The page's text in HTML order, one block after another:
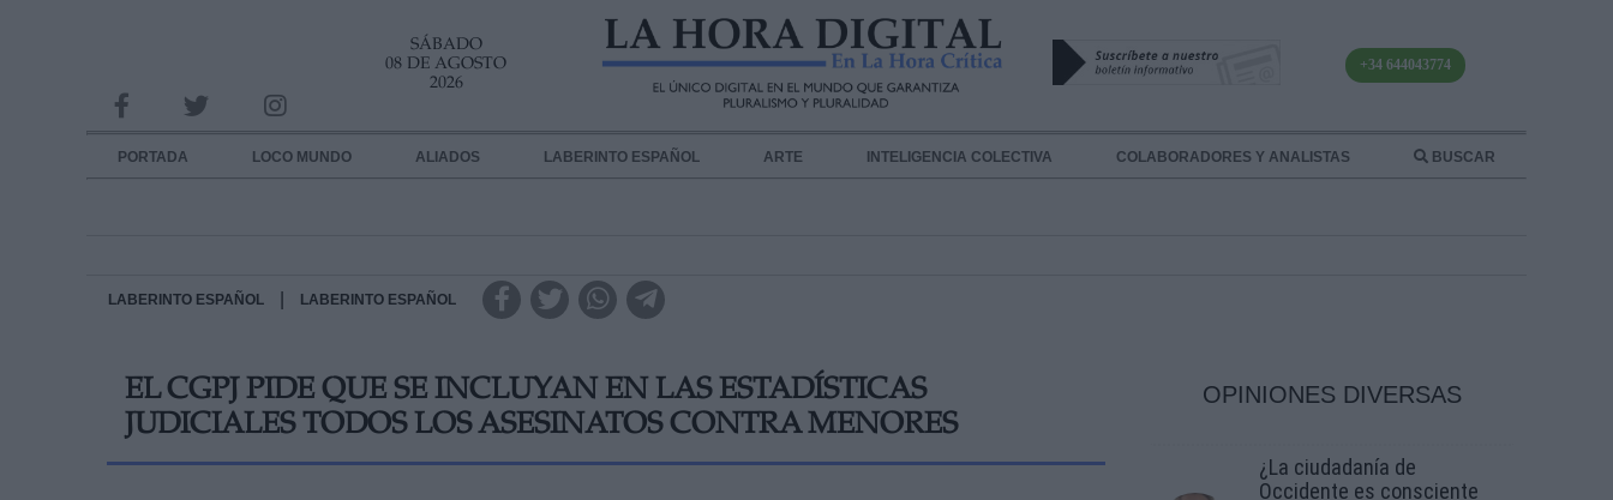
SÁBADO
08 DE AGOSTO
2026
+34 644043774
PORTADA LOCO MUNDO ALIADOS LABERINTO ESPAÑOL ARTE INTELIGENCIA COLECTIVA COLABORADORES Y ANALISTAS BUSCAR
LABERINTO ESPAÑOL LABERINTO ESPAÑOL
EL CGPJ PIDE QUE SE INCLUYAN EN LAS ESTADÍSTICAS
JUDICIALES TODOS LOS ASESINATOS CONTRA MENORES
OPINIONES DIVERSAS
¿La ciudadanía de
Occidente es consciente
INFORMACION SOBRE LA PROTECCIÓN DE TUS DATOS
Responsable:
Destinatarios:
link
Información adicional
link